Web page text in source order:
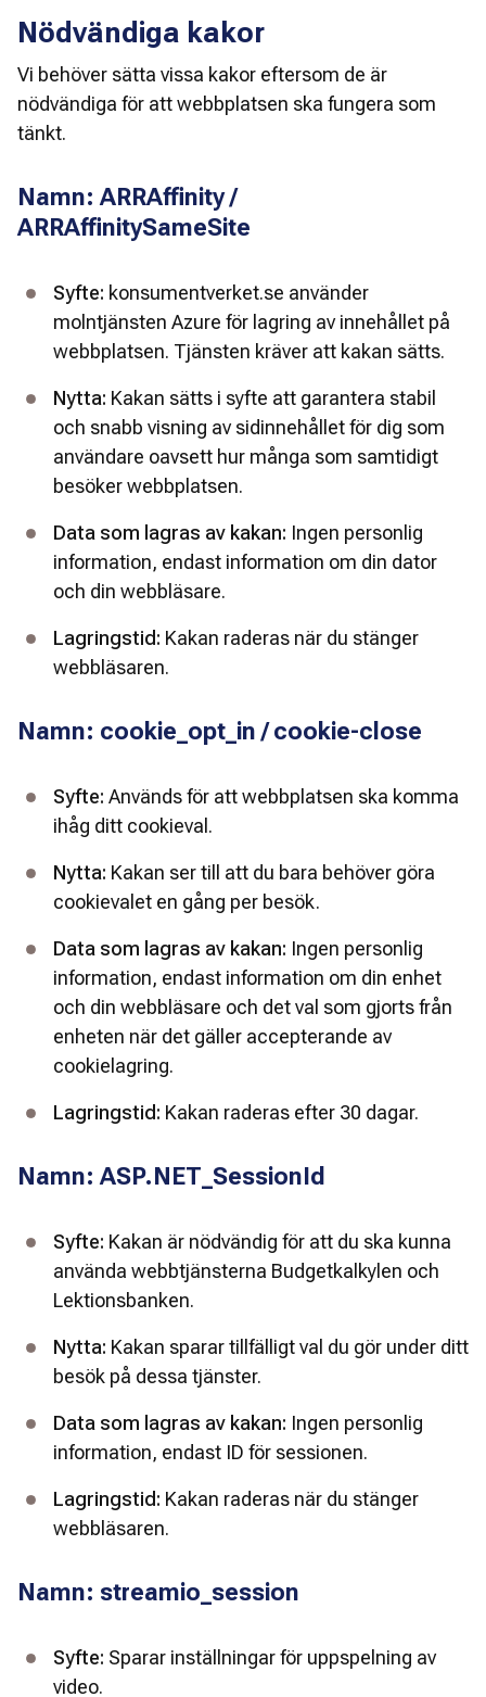
Nödvändiga kakor
Vi behöver sätta vissa kakor eftersom de är
nödvändiga för att webbplatsen ska fungera som
tänkt.
Namn: ARRAffinity /
ARRAffinitySameSite
Syfte: konsumentverket.se använder
molntjänsten Azure för lagring av innehållet på
webbplatsen. Tjänsten kräver att kakan sätts.
Nytta: Kakan sätts i syfte att garantera stabil
och snabb visning av sidinnehållet för dig som
användare oavsett hur många som samtidigt
besöker webbplatsen.
Data som lagras av kakan: Ingen personlig
information, endast information om din dator
och din webbläsare.
Lagringstid: Kakan raderas när du stänger
webbläsaren.
Namn: cookie_opt_in / cookie-close
Syfte: Används för att webbplatsen ska komma
ihåg ditt cookieval.
Nytta: Kakan ser till att du bara behöver göra
cookievalet en gång per besök.
Data som lagras av kakan: Ingen personlig
information, endast information om din enhet
och din webbläsare och det val som gjorts från
enheten när det gäller accepterande av
cookielagring.
Lagringstid: Kakan raderas efter 30 dagar.
Namn: ASP.NET_SessionId
Syfte: Kakan är nödvändig för att du ska kunna
använda webbtjänsterna Budgetkalkylen och
Lektionsbanken.
Nytta: Kakan sparar tillfälligt val du gör under ditt
besök på dessa tjänster.
Data som lagras av kakan: Ingen personlig
information, endast ID för sessionen.
Lagringstid: Kakan raderas när du stänger
webbläsaren.
Namn: streamio_session
Syfte: Sparar inställningar för uppspelning av
video.